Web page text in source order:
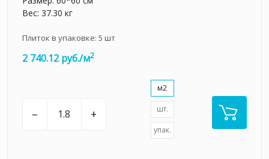
Вес: 37.30 кг
Плиток в упаковке: 5 шт
2 740.12 руб./м2
– +
м2
шт.
упак.